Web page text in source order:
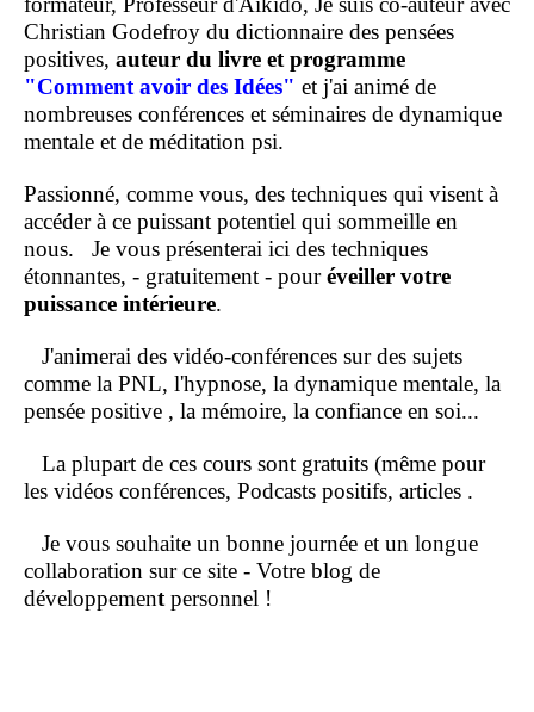
Christian Godefroy du dictionnaire des pensées
positives, auteur du livre et programme
"Comment avoir des Idées" et j'ai animé de
nombreuses conférences et séminaires de dynamique
mentale et de méditation psi.
Passionné, comme vous, des techniques qui visent à
accéder à ce puissant potentiel qui sommeille en
nous. Je vous présenterai ici des techniques
étonnantes, - gratuitement - pouréveiller votre
puissance intérieure.
J'animerai des vidéo-conférences sur des sujets
comme la PNL, l'hypnose, la dynamique mentale, la
pensée positive , la mémoire, la confiance en soi...
La plupart de ces cours sont gratuits (même pour
les vidéos conférences, Podcasts positifs, articles .
Je vous souhaite un bonne journée et un longue
collaboration sur ce site - Votre blog de
développementpersonnel !